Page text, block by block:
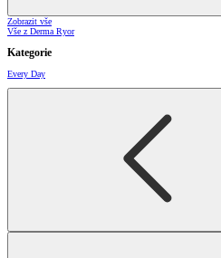
Zobrazit vše
Vše z Derma Ryor
Kategorie
Every Day